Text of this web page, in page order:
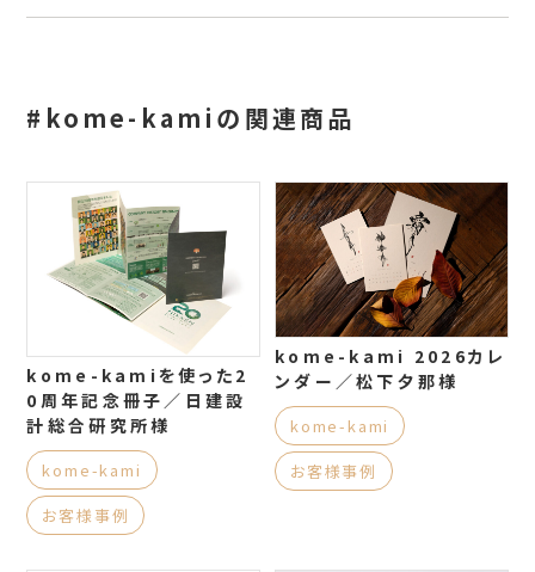
#kome-kamiの関連商品
kome-kamiを使った2
0周年記念冊子／日建設
計総合研究所様
kome-kami
お客様事例
kome-kami 2026カレ
ンダー／松下夕那様
kome-kami
お客様事例